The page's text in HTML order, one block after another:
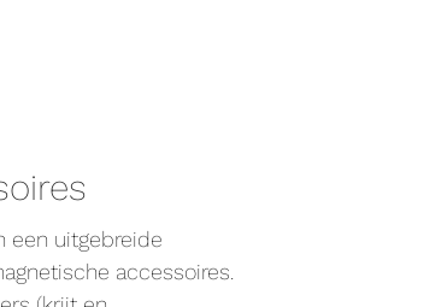
een uitgebreide
accessoires.